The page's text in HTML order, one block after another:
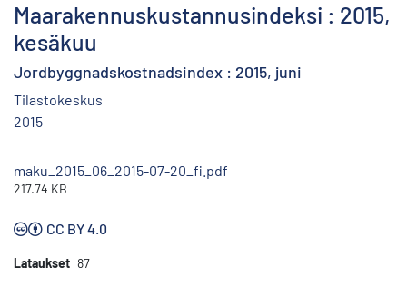
Maarakennuskustannusindeksi : 2015,
kesäkuu
Jordbyggnadskostnadsindex : 2015, juni
Tilastokeskus
2015
maku_2015_06_2015-07-20_fi.pdf
217.74 KB
CC BY 4.0
Lataukset 87